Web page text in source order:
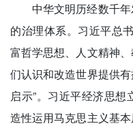
中华文明历经数千
的治理体系。习近平总
富哲学思想、人文精神
们认识和改造世界提供
启示”。习近平经济思
造性运用马克思主义基